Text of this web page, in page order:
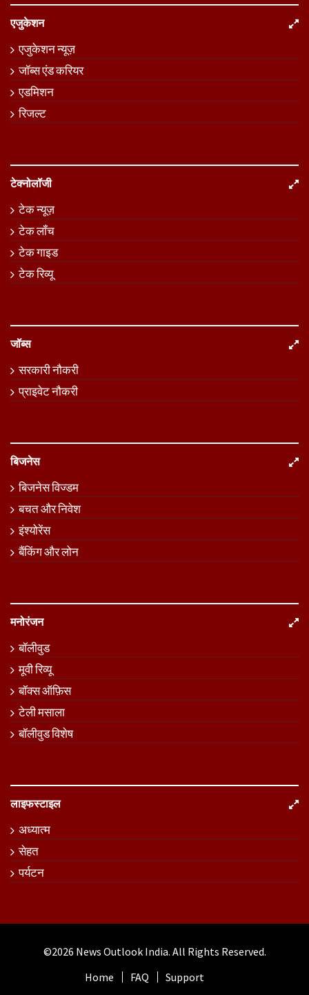
एजुकेशन
एजुकेशन न्यूज़
जॉब्स एंड करियर
एडमिशन
रिजल्ट
टेक्नोलॉजी
टेक न्यूज़
टेक लॉंच
टेक गाइड
टेक रिव्यू
जॉब्स
सरकारी नौकरी
प्राइवेट नौकरी
बिजनेस
बिजनेस विज्डम
बचत और निवेश
इंश्योरेंस
बैंकिंग और लोन
मनोरंजन
बॉलीवुड
मूवी रिव्यू
बॉक्स ऑफ़िस
टेली मसाला
बॉलीवुड विशेष
लाइफस्टाइल
अध्यात्म
सेहत
पर्यटन
©2026 News Outlook India. All Rights Reserved.
Home
FAQ Support